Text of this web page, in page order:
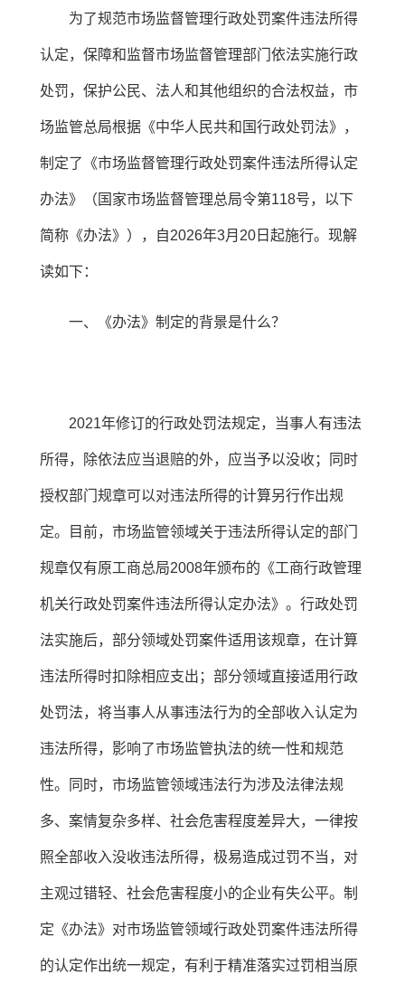
为了规范市场监督管理行政处罚案件违法所得
认定，保障和监督市场监督管理部门依法实施行政
处罚，保护公民、法人和其他组织的合法权益，市
场监管总局根据《中华人民共和国行政处罚法》，
制定了《市场监督管理行政处罚案件违法所得认定
办法》（国家市场监督管理总局令第118号，以下
简称《办法》），自2026年3月20日起施行。现解
读如下：
一、《办法》制定的背景是什么？
2021年修订的行政处罚法规定，当事人有违法
所得，除依法应当退赔的外，应当予以没收；同时
授权部门规章可以对违法所得的计算另行作出规
定。目前，市场监管领域关于违法所得认定的部门
规章仅有原工商总局2008年颁布的《工商行政管理
机关行政处罚案件违法所得认定办法》。行政处罚
法实施后，部分领域处罚案件适用该规章，在计算
违法所得时扣除相应支出；部分领域直接适用行政
处罚法，将当事人从事违法行为的全部收入认定为
违法所得，影响了市场监管执法的统一性和规范
性。同时，市场监管领域违法行为涉及法律法规
多、案情复杂多样、社会危害程度差异大，一律按
照全部收入没收违法所得，极易造成过罚不当，对
主观过错轻、社会危害程度小的企业有失公平。制
定《办法》对市场监管领域行政处罚案件违法所得
的认定作出统一规定，有利于精准落实过罚相当原